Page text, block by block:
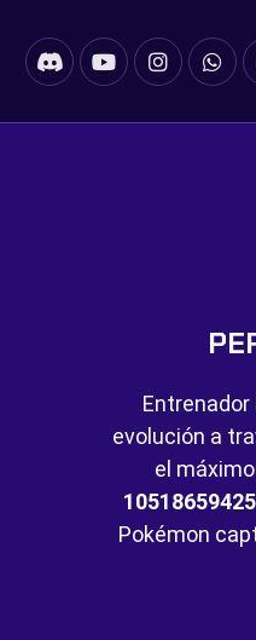
Entrenador
evolución a
el
10518659425
Pokémon